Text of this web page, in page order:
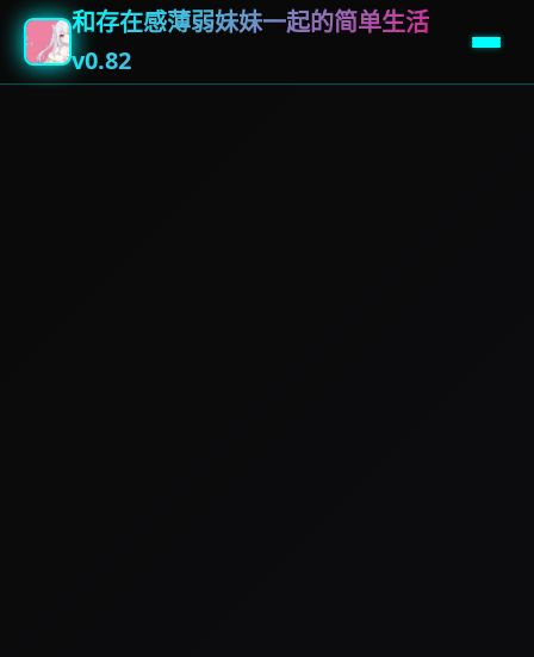
和存在感薄弱妹妹一起的简单生活
v0.82